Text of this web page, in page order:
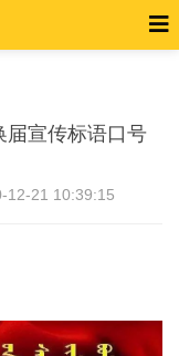
届宣传标语口号
12-21 10:39:15